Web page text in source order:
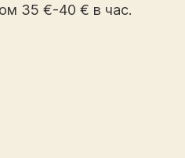
35 €-40 € в час.